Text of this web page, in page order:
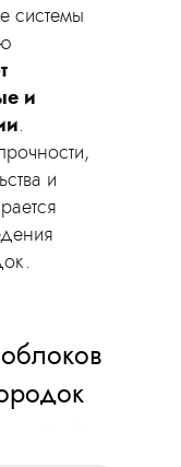
системы
и
.
и